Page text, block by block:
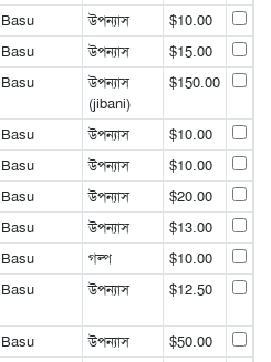
উপন্যাস
$10.00
উপন্যাস
$15.00
উপন্যাস
(jibani)
$150.00
উপন্যাস
$10.00
উপন্যাস
$10.00
উপন্যাস
$20.00
উপন্যাস
$13.00
গল্প
$10.00
উপন্যাস $12.50
উপন্যাস
$50.00